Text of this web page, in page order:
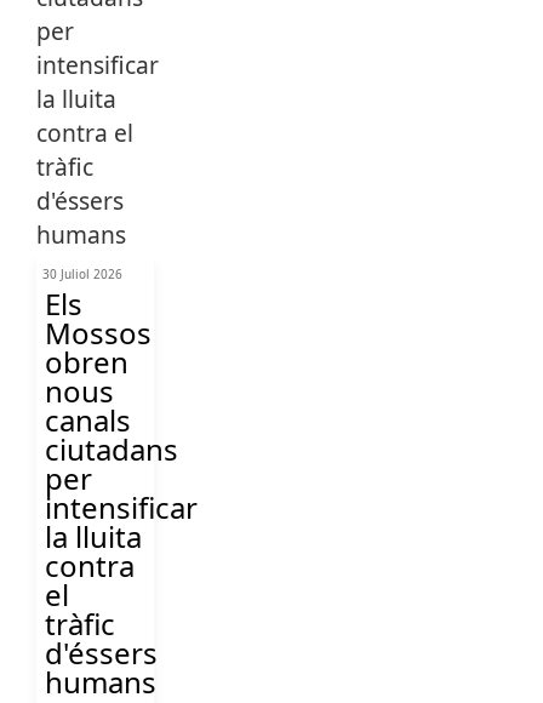
30 Juliol 2026
Els
Mossos
obren
nous
canals
ciutadans
per
intensificar
la lluita
contra
el
tràfic
d'éssers
humans